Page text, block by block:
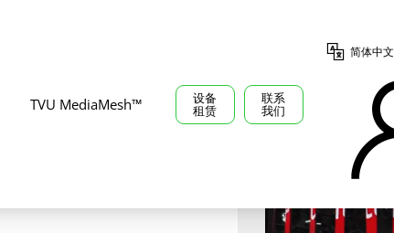
TVU MediaMesh™ 设备
租赁
联系
我们
简体中文